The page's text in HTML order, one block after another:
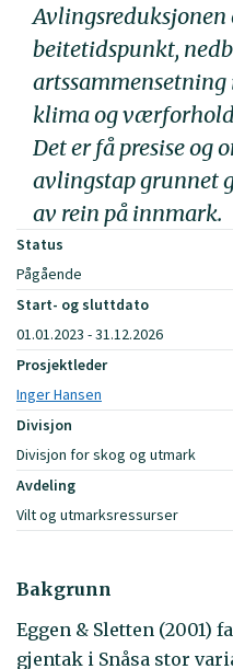
Avlingsreduksjonen
beitetidspunkt,
klima og
Det er få presise og
avlingstap grunnet
av rein på innmark.
Status
Pågående
Start- og sluttdato
01.01.2023 - 31.12.2026
Prosjektleder
Inger Hansen
Divisjon
Divisjon for skog og utmark
Avdeling
Vilt og utmarksressurser
Bakgrunn
Eggen & Sletten (2001)
gjentak i Snåsa stor